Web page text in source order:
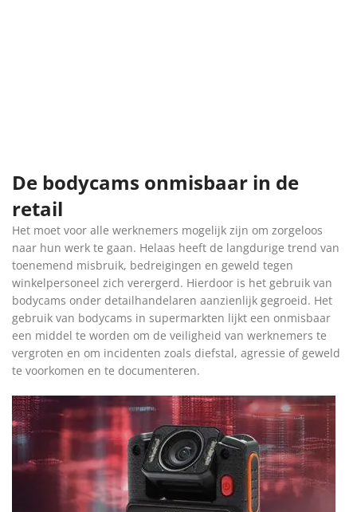
De bodycams onmisbaar in de
retail
Het moet voor alle werknemers mogelijk zijn om zorgeloos
naar hun werk te gaan. Helaas heeft de langdurige trend van
toenemend misbruik, bedreigingen en geweld tegen
winkelpersoneel zich verergerd. Hierdoor is het gebruik van
bodycams onder detailhandelaren aanzienlijk gegroeid. Het
gebruik van bodycams in supermarkten lijkt een onmisbaar
een middel te worden om de veiligheid van werknemers te
vergroten en om incidenten zoals diefstal, agressie of geweld
te voorkomen en te documenteren.